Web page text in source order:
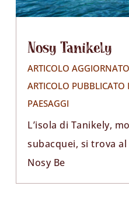
Nosy Tanikely
ARTICOLO
ARTICOLO
PAESAGGI
L’isola di Tanikely,
subacquei, si trova
Nosy Be